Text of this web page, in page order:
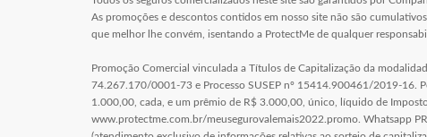
As promoções e descontos contidos em nosso site não são
que melhor lhe convém, isentando a ProtectMe de qualquer
Promoção Comercial vinculada a Títulos de Capitalização da
74.267.170/0001-73 e Processo SUSEP nº 15414.900461/2019-
1.000,00, cada, e um prêmio de R$ 3.000,00, único, líquido de
www.protectme.com.br/meusegurovalemais2022.promo. Whatsapp